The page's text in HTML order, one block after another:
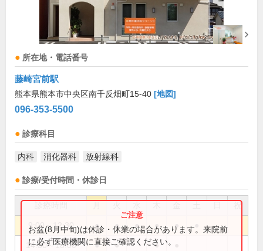
所在地・電話番号
藤崎宮前駅
熊本県熊本市中央区南千反畑町15-40 [地図]
096-353-5500
診療科目
内科 消化器科 放射線科
診療/受付時間・休診日
祝
9:00～12:30 ● ● ● ● ●
14:30～18:00 ● ● ●
お盆(8月中旬)は休診・休業の場合があります。来院前
に必ず医療機関に直接ご確認ください。